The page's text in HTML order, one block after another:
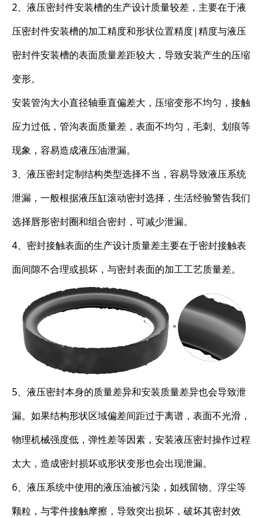
2、液压密封件安装槽的生产设计质量较差，主要在于液
压密封件安装槽的加工精度和形状位置精度|精度与液压
密封件安装槽的表面质量差距较大，导致安装产生的压缩
变形。
安装管沟大小直径轴垂直偏差大，压缩变形不均匀，接触
应力过低，管沟表面质量差，表面不均匀，毛刺、划痕等
现象，容易造成液压油泄漏。
3、液压密封定制结构类型选择不当，容易导致液压系统
泄漏，一般根据液压缸滚动密封选择，生活经验警告我们
选择唇形密封圈和组合密封，可减少泄漏。
4、密封接触表面的生产设计质量差主要在于密封接触表
面间隙不合理或损坏，与密封表面的加工工艺质量差。
5、液压密封本身的质量差异和安装质量差异也会导致泄
漏。如果结构形状区域偏差间距过于离谱，表面不光滑，
物理机械强度低，弹性差等因素，安装液压密封操作过程
太大，造成密封损坏或形状变形也会出现泄漏。
6、液压系统中使用的液压油被污染，如残留物、浮尘等
颗粒，与零件接触摩擦，导致突出损坏，破坏其密封效